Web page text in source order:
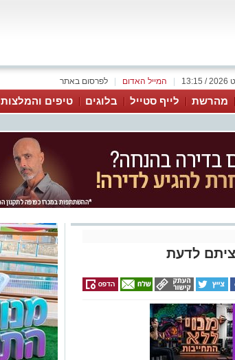
לפרסום באתר המייל האדום
מהרשת לייף סטייל בלוגים טיפים והמלצות
לדעת